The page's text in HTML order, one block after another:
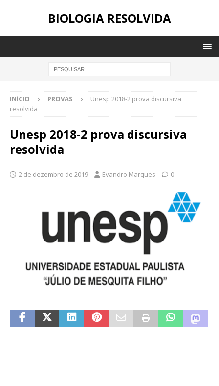
BIOLOGIA RESOLVIDA
INÍCIO PROVAS
Unesp 2018-2 prova discursiva
resolvida
Unesp 2018-2 prova discursiva
resolvida
2 de dezembro de 2019 Evandro Marques 0